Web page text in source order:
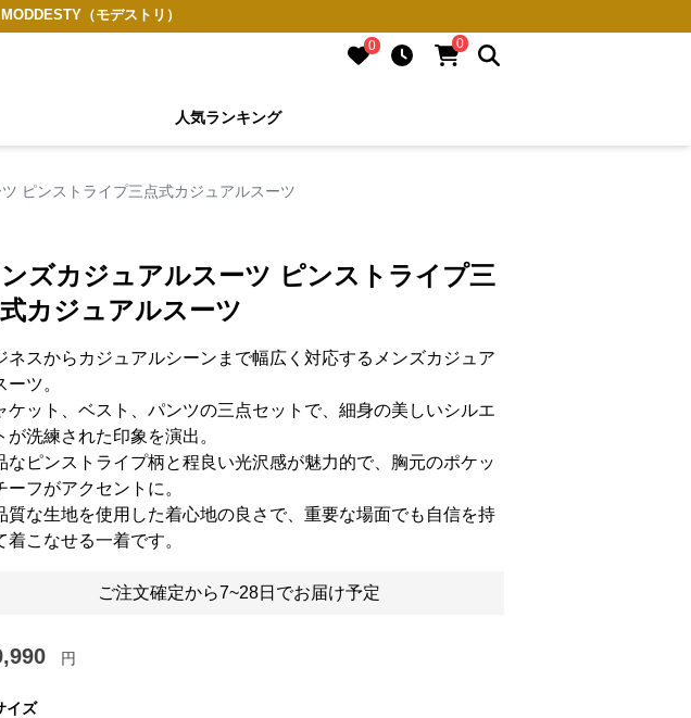
（モデストリ）
0 0
人気ランキング
ピンストライプ三点式カジュアルスーツ
ズカジュアルスーツ ピンストライプ三
カジュアルスーツ
ネスからカジュアルシーンまで幅広く対応するメンズカジュア
ーツ。
ケット、ベスト、パンツの三点セットで、細身の美しいシルエ
が洗練された印象を演出。
なピンストライプ柄と程良い光沢感が魅力的で、胸元のポケッ
ーフがアクセントに。
質な生地を使用した着心地の良さで、重要な場面でも自信を持
着こなせる一着です。
ご注文確定から7~28日でお届け予定
円
イズ